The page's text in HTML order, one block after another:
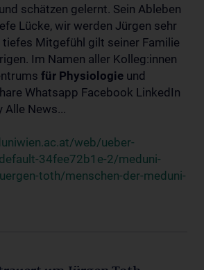
schätzen gelernt. Sein Ableben
Lücke, wir werden Jürgen sehr
tiefes Mitgefühl gilt seiner Familie
Im Namen aller Kolleg:innen
für Physiologie und
Whatsapp Facebook LinkedIn
Alle News...
web/ueber-
34fee72b1e-2/meduni-
toth/menschen-der-meduni-